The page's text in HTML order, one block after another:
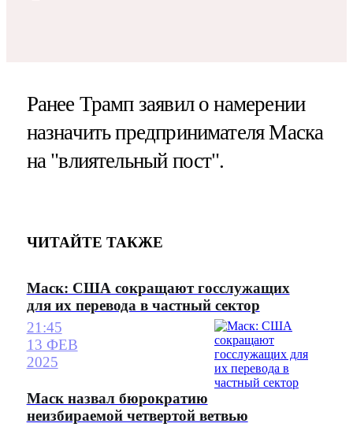
Ранее Трамп заявил о намерении
назначить предпринимателя Маска
на "влиятельный пост".
ЧИТАЙТЕ ТАКЖЕ
Маск: США сокращают госслужащих
для их перевода в частный сектор
21:45
13 ФЕВ
2025
Маск назвал бюрократию
неизбираемой четвертой ветвью